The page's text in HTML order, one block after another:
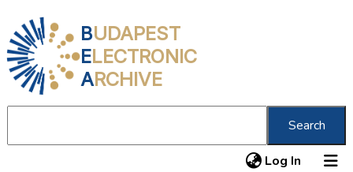
BUDAPEST
ELECTRONIC
ARCHIVE
Search
Log In (current)